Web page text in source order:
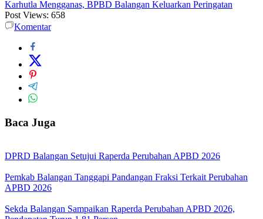
Karhutla Mengganas, BPBD Balangan Keluarkan Peringatan
Post Views: 658
Komentar
Baca Juga
DPRD Balangan Setujui Raperda Perubahan APBD 2026
Pemkab Balangan Tanggapi Pandangan Fraksi Terkait Perubahan
APBD 2026
Sekda Balangan Sampaikan Raperda Perubahan APBD 2026,